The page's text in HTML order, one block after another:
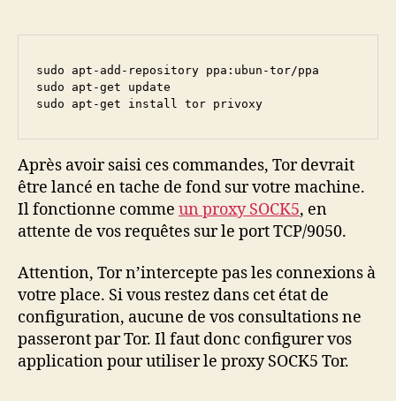
sudo apt-add-repository ppa:ubun-tor/ppa
sudo apt-get update
sudo apt-get install tor privoxy
Après avoir saisi ces commandes, Tor devrait
être lancé en tache de fond sur votre machine.
Il fonctionne comme un proxy SOCK5, en
attente de vos requêtes sur le port TCP/9050.
Attention, Tor n’intercepte pas les connexions à
votre place. Si vous restez dans cet état de
configuration, aucune de vos consultations ne
passeront par Tor. Il faut donc configurer vos
application pour utiliser le proxy SOCK5 Tor.